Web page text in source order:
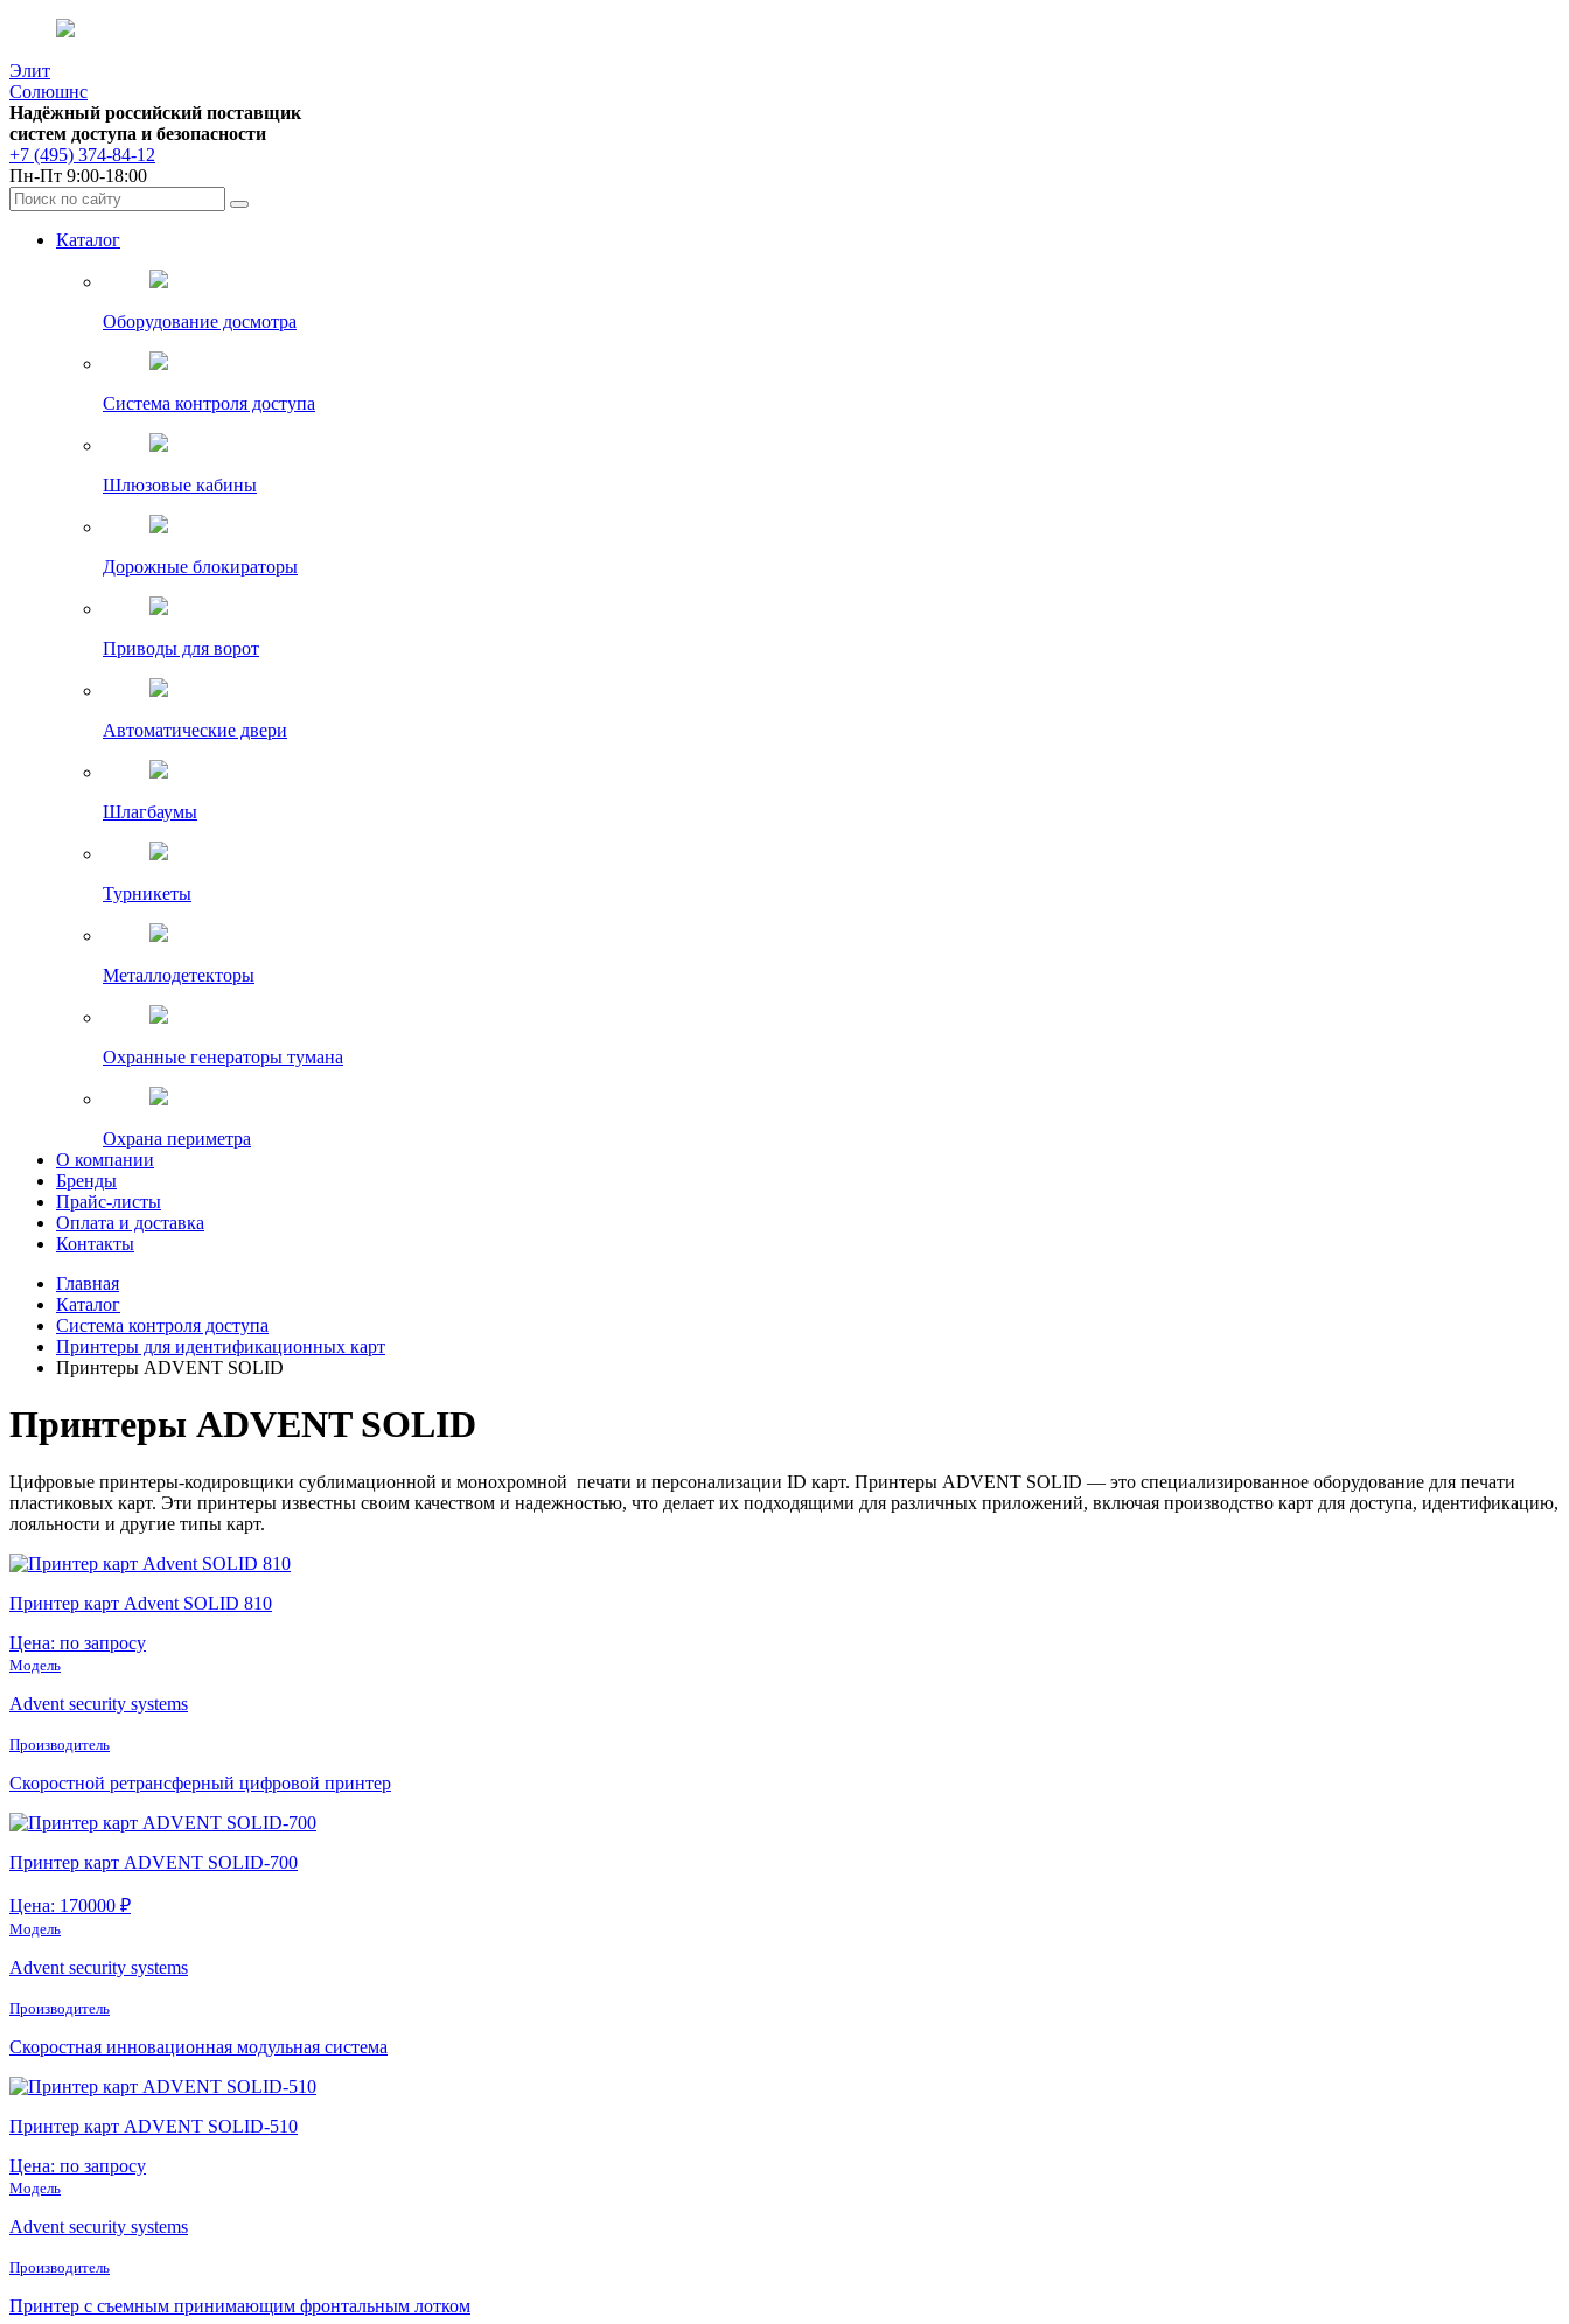
Элит
Солюшнс
Надёжный российский поставщик
систем доступа и безопасности
+7 (495) 374-84-12
Пн-Пт 9:00-18:00
Каталог
Оборудование досмотра
Система контроля доступа
Шлюзовые кабины
Дорожные блокираторы
Приводы для ворот
Автоматические двери
Шлагбаумы
Турникеты
Металлодетекторы
Охранные генераторы тумана
Охрана периметра
О компании
Бренды
Прайс-листы
Оплата и доставка
Контакты
Главная
Каталог
Система контроля доступа
Принтеры для идентификационных карт
Принтеры ADVENT SOLID
Принтеры ADVENT SOLID
Цифровые принтеры-кодировщики сублимационной и монохромной печати и персонализации ID карт. Принтеры ADVENT SOLID — это специализированное оборудование для печати
пластиковых карт. Эти принтеры известны своим качеством и надежностью, что делает их подходящими для различных приложений, включая производство карт для доступа, идентификацию,
лояльности и другие типы карт.
Принтер карт Advent SOLID 810
Цена: по запросу
Модель
Advent security systems
Производитель
Скоростной ретрансферный цифровой принтер
Принтер карт ADVENT SOLID-700
Цена: 170000 ₽
Модель
Advent security systems
Производитель
Скоростная инновационная модульная система
Принтер карт ADVENT SOLID-510
Цена: по запросу
Модель
Advent security systems
Производитель
Принтер с съемным принимающим фронтальным лотком